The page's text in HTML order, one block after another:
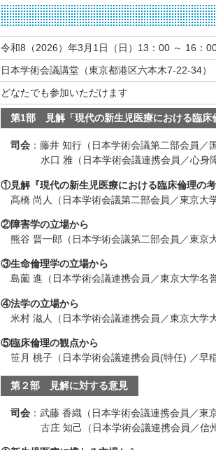
令和8（2026）年3月1日（日）13：00 ～ 16：
日本学術会議講堂（東京都港区六本木7-22-34）
どなたでも参加いただけます
第1部 見解「現代の新生児医療における臨床
司会 ：藤井 知行（日本学術会議第二部会員／
水口 雅（日本学術会議連携会員／心身
①見解『現代の新生児医療における臨床倫理の考
髙橋 尚人（日本学術会議第二部会員／東京大
②障害学の立場から
熊谷 晋一郎（日本学術会議第二部会員／東京
③生命倫理学の立場から
島薗 進（日本学術会議連携会員／東京大学名
④法学の立場から
米村 滋人（日本学術会議連携会員／東京大学
⑤臨床倫理の観点から
笹月 桃子（日本学術会議連携会員(特任) ／早
第２部 見解に対する意見
司会 ：武藤 香織（日本学術会議連携会員／東
古庄 知己（日本学術会議連携会員／信